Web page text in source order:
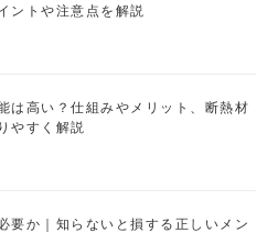
ントや注意点を解説
は高い？仕組みやメリット、断熱材
やすく解説
要か｜知らないと損する正しいメン